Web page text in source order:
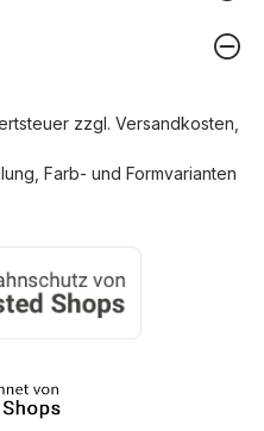
zzgl. Versandkosten
Farb- und Formvarianten